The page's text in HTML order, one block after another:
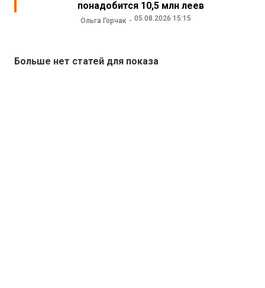
понадобится 10,5 млн леев
Ольга Горчак 05.08.2026 15:15
Больше нет статей для показа